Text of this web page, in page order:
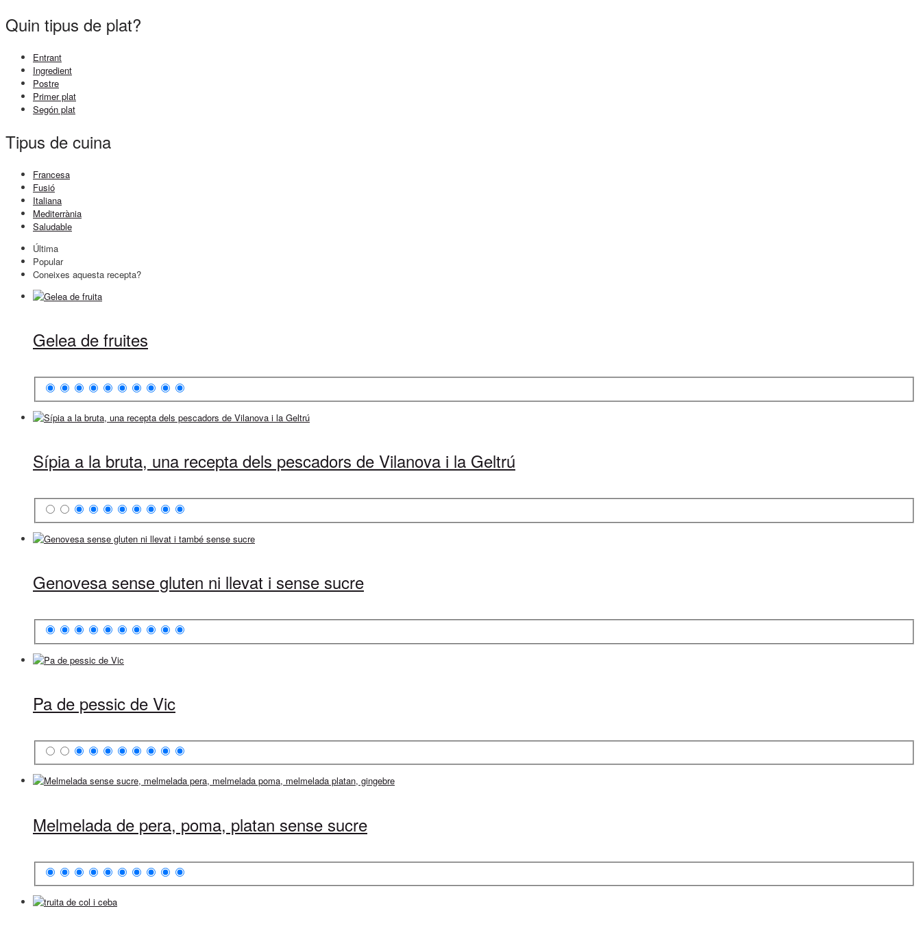
Quin tipus de plat?
Entrant
Ingredient
Postre
Primer plat
Segón plat
Tipus de cuina
Francesa
Fusió
Italiana
Mediterrània
Saludable
Última
Popular
Coneixes aquesta recepta?
Gelea de fruites
Sípia a la bruta, una recepta dels pescadors de Vilanova i la Geltrú
Genovesa sense gluten ni llevat i sense sucre
Pa de pessic de Vic
Melmelada de pera, poma, platan sense sucre